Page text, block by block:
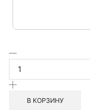
товара
Настойка
Вереск
В КОРЗИНУ